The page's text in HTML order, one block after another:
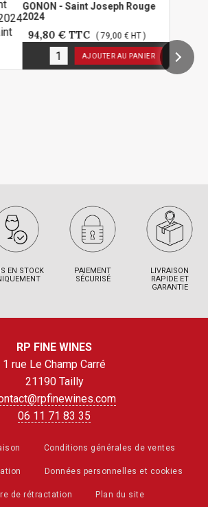
- Saint Joseph Rouge
€ TTC ( 79,00 € HT )
AJOUTER AU PANIER
EN STOCK
PAIEMENT
SÉCURISÉ
LIVRAISON
RAPIDE ET
GARANTIE
RP FINE WINES
1 rue Le Champ Carré
21190 Tailly
06 11 71 83 35
Conditions générales de ventes
Données personnelles et cookies
de rétractation Plan du site